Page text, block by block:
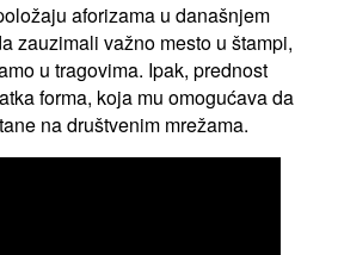
aforizama u današnjem
zauzimali važno mesto u štampi,
u tragovima. Ipak, prednost
forma, koja mu omogućava da
na društvenim mrežama.